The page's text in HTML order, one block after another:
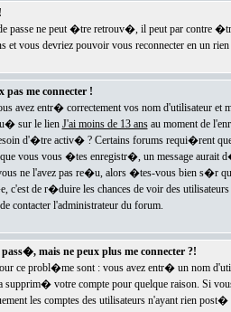
passe ne peut �tre retrouv�, il peut par contre
et vous devriez pouvoir vous reconnecter en un rien
pas me connecter !
avez entr� correctement vos nom d'utilisateur
sur le lien J'ai moins de 13 ansau moment de
d'�tre activ� ? Certains forums requi�rent
vous vous �tes enregistr�, un message aurait
ne l'avez pas re�u, alors �tes-vous bien s�r
c'est de r�duire les chances de voir des
contacter l'administrateur du forum.
mais ne peux plus me connecter ?!
ce probl�me sont : vous avez entr� un nom
votre compte pour quelque raison. Si
les comptes des utilisateurs n'ayant rien